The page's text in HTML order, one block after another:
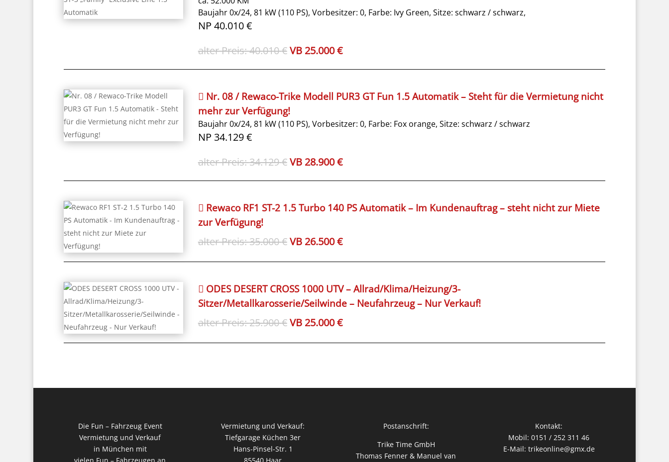
Baujahr 0x/24, 81 kW (110 PS), Vorbesitzer: 0, Farbe: Ivy Green, Sitze: schwarz / schwarz,
NP 40.010 €
40.010€Ursprünglicher
Preis
40.010€
25.000€Aktueller
Preis
25.000€.
Nr. 08 / Rewaco-Trike Modell PUR3 GT Fun 1.5 Automatik – Steht für die Vermietung nicht
mehr zur Verfügung!
Baujahr 0x/24, 81 kW (110 PS), Vorbesitzer: 0, Farbe: Fox orange, Sitze: schwarz / schwarz
NP 34.129 €
34.129€Ursprünglicher
Preis
34.129€
28.900€Aktueller
Preis
28.900€.
Rewaco RF1 ST-2 1.5 Turbo 140 PS Automatik – Im Kundenauftrag – steht nicht zur Miete
zur Verfügung!
35.000€Ursprünglicher
Preis
35.000€
26.500€Aktueller
Preis
26.500€.
ODES DESERT CROSS 1000 UTV – Allrad/Klima/Heizung/3-
Sitzer/Metallkarosserie/Seilwinde – Neufahrzeug – Nur Verkauf!
25.900€Ursprünglicher
Preis
25.900€
25.000€Aktueller
Preis
25.000€.
Die Fun – Fahrzeug Event
Vermietung und Verkauf
in München mit
Vermietung und Verkauf:
Tiefgarage Küchen 3er
Hans-Pinsel-Str. 1
Postanschrift:
Trike Time GmbH
Thomas Fenner & Manuel van
Kontakt:
Mobil: 0151 / 252 311 46
E-Mail: trikeonline@gmx.de